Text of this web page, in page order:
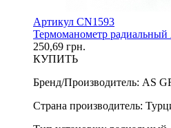
Артикул CN1593
Термоманометр
250,69 грн.
КУПИТЬ
Бренд/Производитель: AS
Страна производитель: